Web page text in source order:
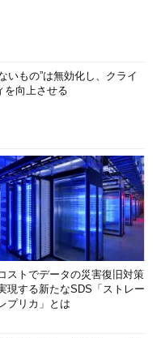
いもの”は無効化し、クライ
を向上させる
ストでデータの災害復旧対策
現する新たなSDS「ストレー
プリカ」とは